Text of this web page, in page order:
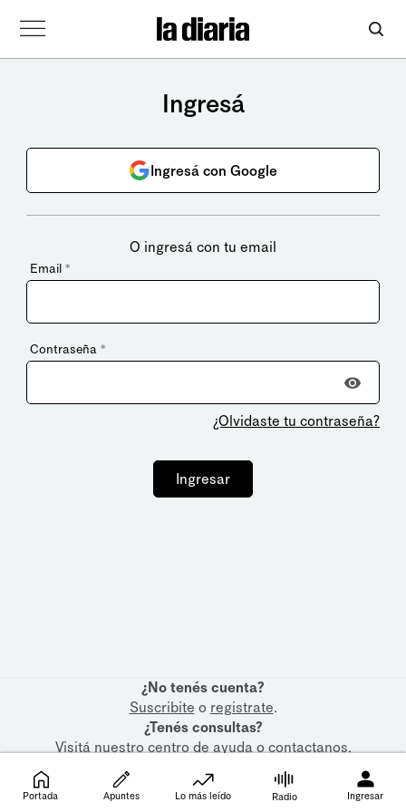
Ingresá
Ingresá con Google
O ingresá con tu email
Email *
Contraseña *
¿Olvidaste tu contraseña?
Ingresar
¿No tenés cuenta?
Suscribite o registrate.
¿Tenés consultas?
Visitá nuestrocentro de ayudaocontactanos.
Portada Apuntes Lo más leído Radio Ingresar